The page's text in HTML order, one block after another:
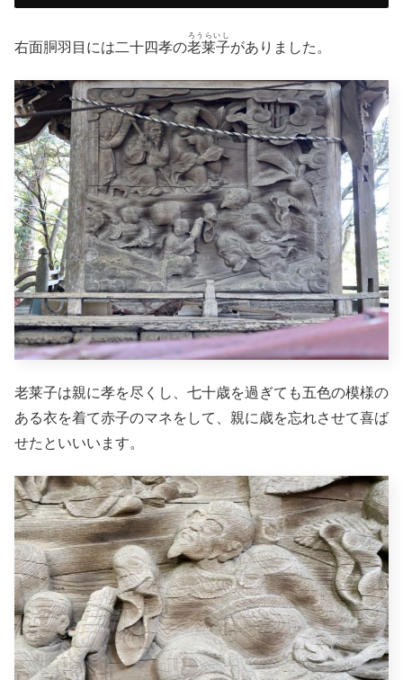
右面胴羽目には二十四孝の老莱子
ろうらいし
がありました。
老莱子は親に孝を尽くし、七十歳を過ぎても五色の模様の
ある衣を着て赤子のマネをして、親に歳を忘れさせて喜ば
せたといいいます。